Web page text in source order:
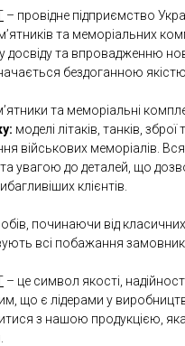
– провідне підприємство
та меморіальних
та впровадженню
бездоганною
та меморіальні
моделі літаків, танків,
військових меморіалів.
увагою до деталей, що
клієнтів.
починаючи від
всі побажання
– це символ якості,
що є лідерами у
з нашою продукцією,